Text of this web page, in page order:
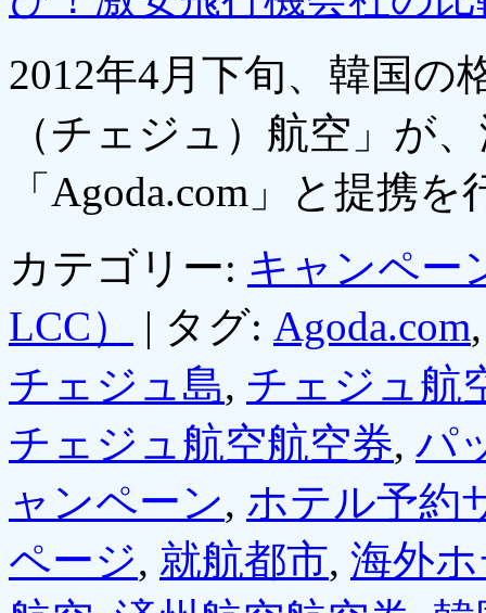
2012年4月下旬、韓国の
（チェジュ）航空」が
「Agoda.com」と提携
カテゴリー: キャンペー
LCC）
| タグ: Agoda.com
チェジュ島, チェジュ航
チェジュ航空航空券, パ
ャンペーン, ホテル予約
ページ, 就航都市, 海外